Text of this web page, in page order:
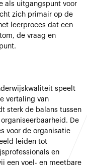
als uitgangspunt voor
zich primair op de
leerproces dat een
de vraag en
speelt
vertaling van
sterk de balans tussen
De
voor de organisatie
leiden tot
en
een voel- en meetbare